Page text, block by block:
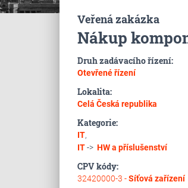
Veřená zakázka
Nákup
Druh zadávacího řízení:
Otevřené řízení
Lokalita:
Celá Česká republika
Kategorie:
IT,
IT-> HW a příslušenství
CPV kódy:
32420000-3 -Síťová zařízení